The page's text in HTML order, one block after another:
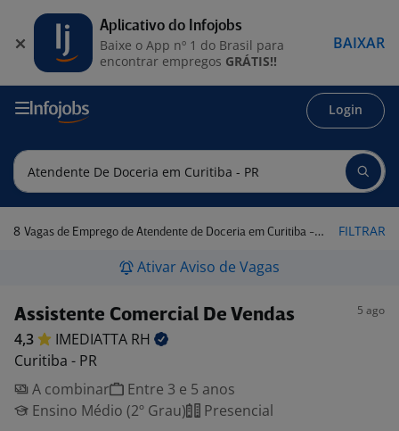
Login
8 Vagas de Emprego de Atendente de Doceria em Curitiba - PR FILTRAR
Ativar Aviso de Vagas
Assistente Comercial De Vendas 5 ago
4,3 IMEDIATTA RH
Curitiba - PR
A combinar
Entre 3 e 5 anos
Ensino Médio (2º Grau)
Presencial
Aplicativo do Infojobs
Baixe o App nº 1 do Brasil para
encontrar empregos GRÁTIS!!
BAIXAR